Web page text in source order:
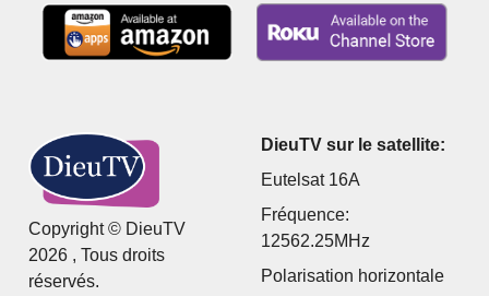
Copyright © DieuTV
2026 , Tous droits
réservés.
DieuTV sur le satellite:
Eutelsat 16A
Fréquence:
12562.25MHz
Polarisation horizontale